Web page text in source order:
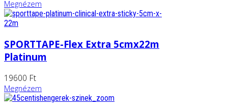
Megnézem
SPORTTAPE-Flex Extra 5cmx22m
Platinum
19600 Ft
Megnézem